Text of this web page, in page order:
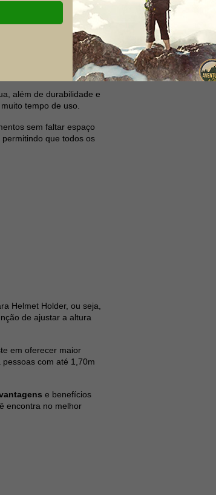
disso, com a
garantindo menos
a emissão de gases
utilizamos
além de durabilidade e
tempo de uso.
sem faltar espaço
que todos os
Helmet Holder, ou seja,
de ajustar a altura
em oferecer maior
pessoas com até 1,70m
e benefícios
encontra no melhor